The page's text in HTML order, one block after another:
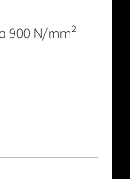
900 N/mm²